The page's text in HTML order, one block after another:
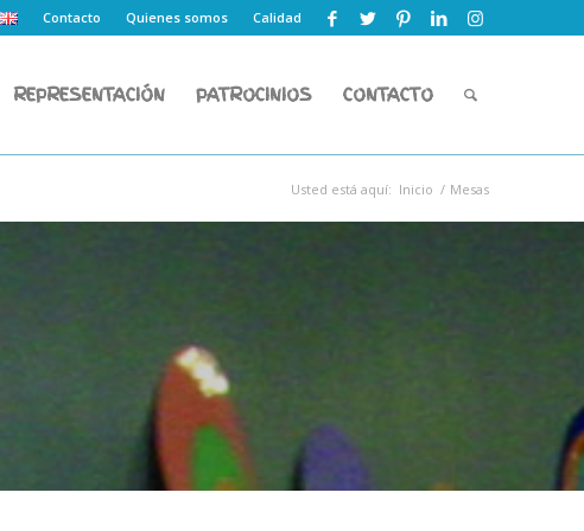
Contacto Quienes somos Calidad
REPRESENTACIÓN PATROCINIOS CONTACTO
Usted está aquí: Inicio / Mesas